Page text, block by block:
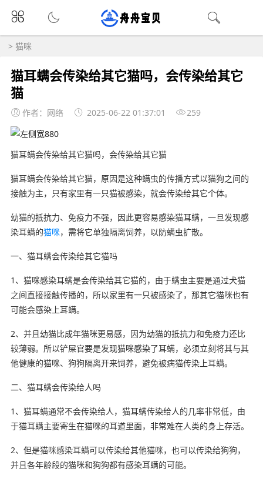
> 猫咪
猫耳螨会传染给其它猫吗，会传染给其它
猫
作者：网络 2025-06-22 01:37:01 259
猫耳螨会传染给其它猫吗，会传染给其它猫
猫耳螨会传染给其它猫，原因是这种螨虫的传播方式以猫狗之间的
接触为主，只有家里有一只猫被感染，就会传染给其它个体。
幼猫的抵抗力、免疫力不强，因此更容易感染猫耳螨，一旦发现感
染耳螨的猫咪，需将它单独隔离饲养，以防螨虫扩散。
一、猫耳螨会传染给其它猫吗
1、猫咪感染耳螨是会传染给其它猫的，由于螨虫主要是通过犬猫
之间直接接触传播的，所以家里有一只被感染了，那其它猫咪也有
可能会感染上耳螨。
2、并且幼猫比成年猫咪更易感，因为幼猫的抵抗力和免疫力还比
较薄弱。所以铲屎官要是发现猫咪感染了耳螨，必须立刻将其与其
他健康的猫咪、狗狗隔离开来饲养，避免被病猫传染上耳螨。
二、猫耳螨会传染给人吗
1、猫耳螨通常不会传染给人，猫耳螨传染给人的几率非常低，由
于猫耳螨主要寄生在猫咪的耳道里面，非常难在人类的身上存活。
2、但是猫咪感染耳螨可以传染给其他猫咪，也可以传染给狗狗，
并且各年龄段的猫咪和狗狗都有感染耳螨的可能。